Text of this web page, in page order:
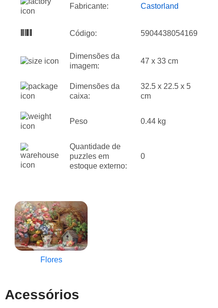
Fabricante: Castorland
Código: 5904438054169
Dimensões da
imagem:
47 x 33 cm
Dimensões da
caixa:
32.5 x 22.5 x 5
cm
Peso 0.44 kg
Quantidade de
puzzles em
estoque externo:
0
Flores
Acessórios